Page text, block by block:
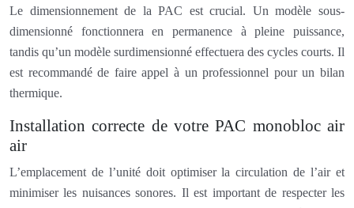
Le dimensionnement de la PAC est crucial. Un modèle sous-
dimensionné fonctionnera en permanence à pleine puissance,
tandis qu’un modèle surdimensionné effectuera des cycles courts. Il
est recommandé de faire appel à un professionnel pour un bilan
thermique.
Installation correcte de votre PAC monobloc air
air
L’emplacement de l’unité doit optimiser la circulation de l’air et
minimiser les nuisances sonores. Il est important de respecter les